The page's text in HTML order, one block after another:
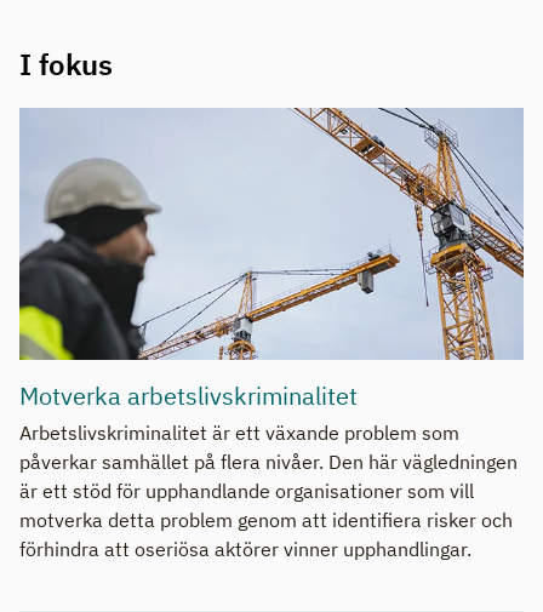
I fokus
Motverka arbetslivskriminalitet
Arbetslivskriminalitet är ett växande problem som
påverkar samhället på flera nivåer. Den här vägledningen
är ett stöd för upphandlande organisationer som vill
motverka detta problem genom att identifiera risker och
förhindra att oseriösa aktörer vinner upphandlingar.